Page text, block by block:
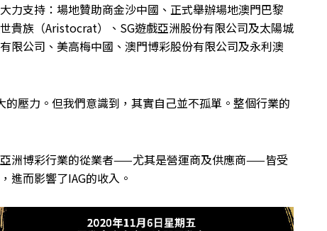
力支持：場地贊助商金沙中國、正式舉辦場地澳門巴黎
貴族（Aristocrat）、SG遊戲亞洲股份有限公司及太陽城
限公司、美高梅中國、澳門博彩股份有限公司及永利澳
壓力。但我們意識到，其實自己並不孤單。整個行業的
洲博彩行業的從業者——尤其是營運商及供應商——皆受
進而影響了IAG的收入。